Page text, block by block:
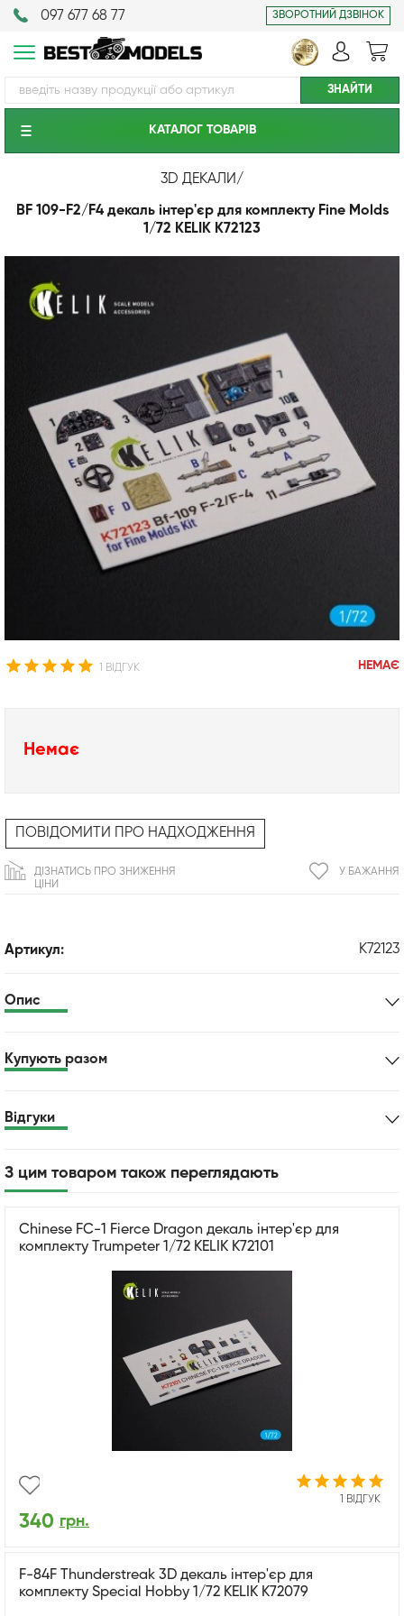
097 677 68 77 ЗВОРОТНИЙ ДЗВІНОК
КАТАЛОГ ТОВАРIВ
3D ДЕКАЛИ/
BF 109-F2/F4 декаль інтер'єр для комплекту Fine Molds
1/72 KELIK K72123
1 ВІДГУК НЕМАЄ
Артикул: K72123
Немає
ПОВІДОМИТИ ПРО НАДХОДЖЕННЯ
У БАЖАННЯ
ДІЗНАТИСЬ ПРО ЗНИЖЕННЯ
ЦІНИ
Опис
Купують разом
Відгуки
З цим товаром також переглядають
Chinese FC-1 Fierce Dragon декаль інтер'єр для
комплекту Trumpeter 1/72 KELIK K72101
1 ВІДГУК
340 грн.
F-84F Thunderstreak 3D декаль інтер'єр для
комплекту Special Hobby 1/72 KELIK K72079